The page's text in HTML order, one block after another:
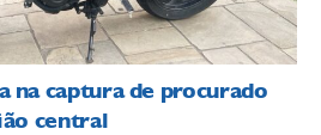
na captura de procurado
central